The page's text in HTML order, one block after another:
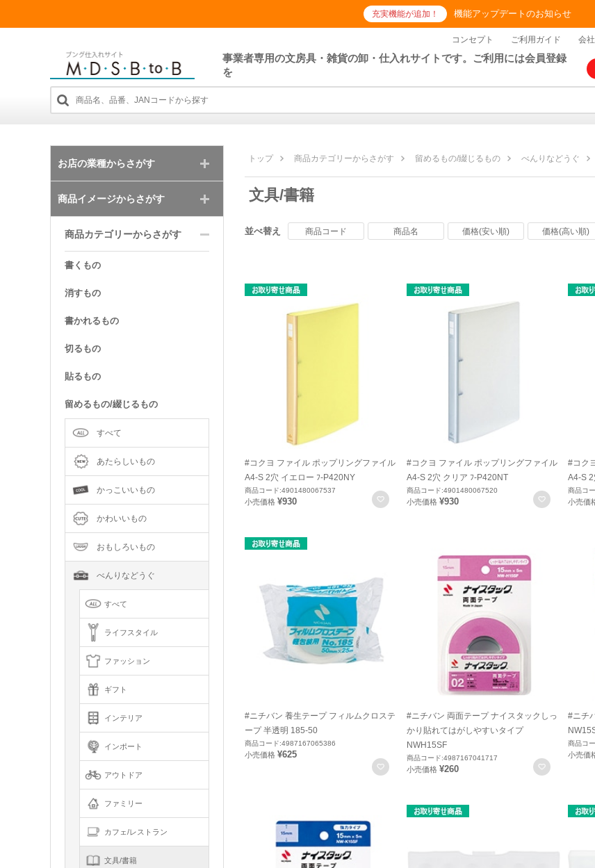
充実機能が追加！ 機能アップデートのお知らせ
コンセプト ご利用ガイド 会
事業者専用の文房具・雑貨の卸・仕入れサイトです。ご利用には会員登録
を
トップ 商品カテゴリーからさがす 留めるもの/綴じるもの べんりなどうぐ
文具/書籍
並べ替え 商品コード 商品名 価格(安い順) 価格(高い順)
#コクヨ ファイル ポップリングファイル
A4-S 2穴 イエロー ﾌ-P420NY
商品コード:4901480067537
小売価格 ¥930 お気に入りに登録
#コクヨ ファイル ポップリングファイル
A4-S 2穴 クリア ﾌ-P420NT
商品コード:4901480067520
小売価格 ¥930 お気に入
#コク
A4-S
商品コ
小売価
#ニチバン 養生テープ フィルムクロステ
ープ 半透明 185-50
商品コード:4987167065386
小売価格 ¥625
お気に入りに登録
#ニチバン 両面テープ ナイスタックしっ
かり貼れてはがしやすいタイプ
NWH15SF
商品コード:4987167041717
小売価格 ¥260
#ニチ
商品コ
小売価
お店の業種からさがす
商品イメージからさがす
商品カテゴリーからさがす
書くもの
消すもの
書かれるもの
切るもの
貼るもの
留めるもの/綴じるもの
すべて
あたらしいもの
かっこいいもの
かわいいもの
おもしろいもの
べんりなどうぐ
すべて
ライフスタイル
ファッション
ギフト
インテリア
インポート
アウトドア
ファミリー
カフェ/レストラン
文具/書籍